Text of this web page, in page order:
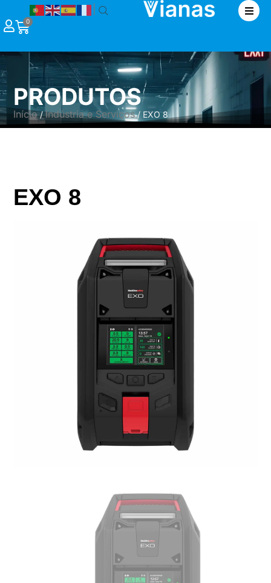
0
PRODUTOS
Início/Indústria e Serviços/ EXO 8
EXO 8